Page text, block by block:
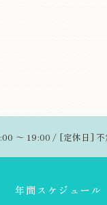
～ 19:00 / [定休日] 不
年間スケジュール